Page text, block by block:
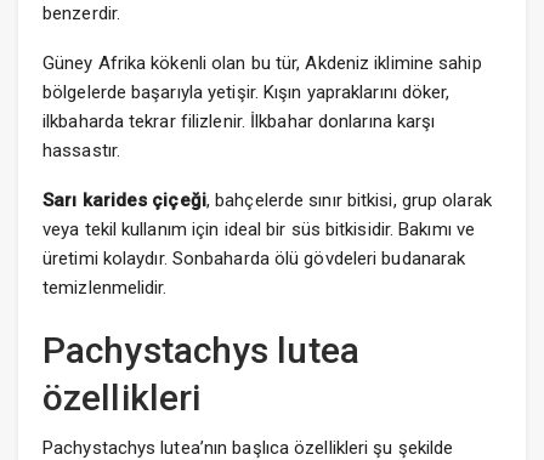
benzerdir.
Güney Afrika kökenli olan bu tür, Akdeniz iklimine sahip
bölgelerde başarıyla yetişir. Kışın yapraklarını döker,
ilkbaharda tekrar filizlenir. İlkbahar donlarına karşı
hassastır.
Sarı karides çiçeği, bahçelerde sınır bitkisi, grup olarak
veya tekil kullanım için ideal bir süs bitkisidir. Bakımı ve
üretimi kolaydır. Sonbaharda ölü gövdeleri budanarak
temizlenmelidir.
Pachystachys lutea
özellikleri
Pachystachys lutea’nın başlıca özellikleri şu şekilde